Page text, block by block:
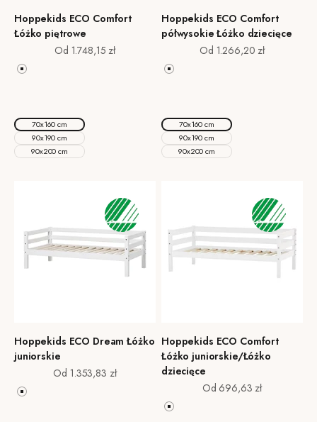
Hoppekids ECO Comfort
Łóżko piętrowe
Cena promocyjna
Od 1.748,15 zł
Biały
Dove Grey
70x160 cm
90x190 cm
90x200 cm
Hoppekids ECO Comfort
półwysokie Łóżko dziecięce
Cena promocyjna
Od 1.266,20 zł
Biały
Dove Grey
70x160 cm
90x190 cm
90x200 cm
Hoppekids ECO Dream Łóżko
juniorskie
Cena promocyjna
Od 1.353,83 zł
Biały
Hoppekids ECO Comfort
Łóżko juniorskie/Łóżko
dziecięce
Cena promocyjna
Od 696,63 zł
Biały